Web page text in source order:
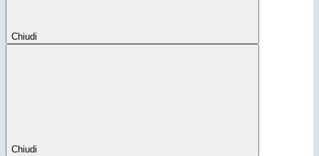
Chiudi
Chiudi